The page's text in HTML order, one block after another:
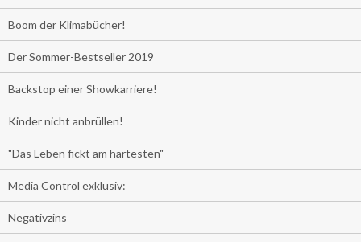
Boom der Klimabücher!
Der Sommer-Bestseller 2019
Backstop einer Showkarriere!
Kinder nicht anbrüllen!
"Das Leben fickt am härtesten"
Media Control exklusiv:
Negativzins